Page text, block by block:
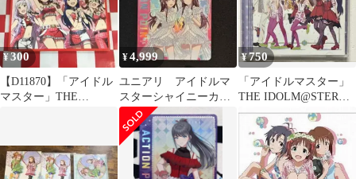
¥ 300
【D11870】「アイドル
マスター」THE
¥4,999
ユニアリ アイドルマ
スターシャイニーカラ
ーズ AP
¥750
「アイドルマスター」
THE IDOLM@STER
ANIM@TION MAST…